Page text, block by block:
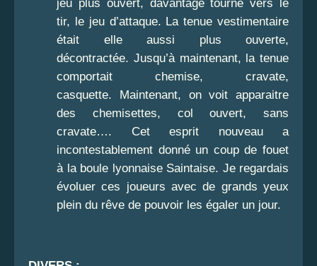
jeu plus ouvert, davantage tourné vers le
tir, le jeu d’attaque. La tenue vestimentaire
était elle aussi plus ouverte,
décontractée. Jusqu’à maintenant, la tenue
comportait chemise, cravate,
casquette. Maintenant, on voit apparaitre
des chemisettes, col ouvert, sans
cravate…. Cet esprit nouveau a
incontestablement donné un coup de fouet
à la boule lyonnaise Saintaise. Je regardais
évoluer ces joueurs avec de grands yeux
plein du rêve de pouvoir les égaler un jour.